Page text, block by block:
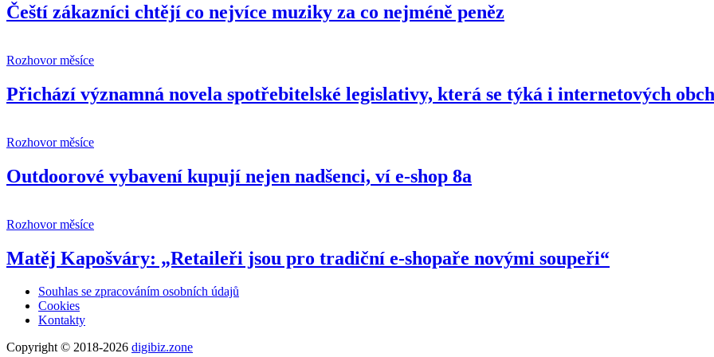
Čeští zákazníci chtějí co nejvíce muziky za co nejméně peněz
Rozhovor měsíce
Přichází významná novela spotřebitelské legislativy, která se týká i internetových
Rozhovor měsíce
Outdoorové vybavení kupují nejen nadšenci, ví e-shop 8a
Rozhovor měsíce
Matěj Kapošváry: „Retaileři jsou pro tradiční e-shopaře novými soupeři“
Souhlas se zpracováním osobních údajů
Cookies
Kontakty
Copyright © 2018-2026 digibiz.zone